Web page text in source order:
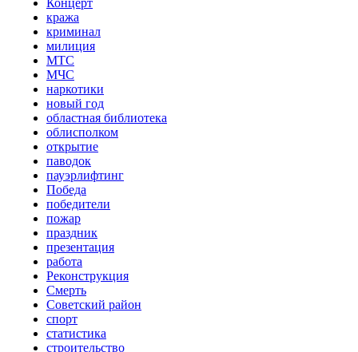
Концерт
кража
криминал
милиция
МТС
МЧС
наркотики
новый год
областная библиотека
облисполком
открытие
паводок
пауэрлифтинг
Победа
победители
пожар
праздник
презентация
работа
Реконструкция
Смерть
Советский район
спорт
статистика
строительство